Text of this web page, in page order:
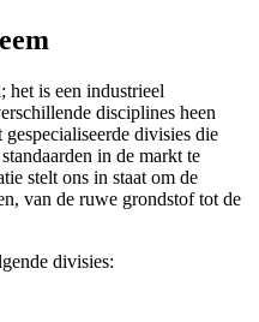
het is een industrieel
disciplines heen
divisies die
in de markt te
stelt ons in staat om de
van de ruwe grondstof tot de
divisies: